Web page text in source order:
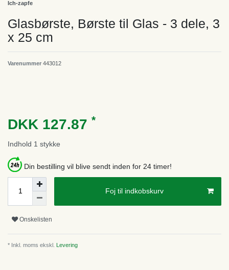
Ich-zapfe
Glasbørste, Børste til Glas - 3 dele, 3
x 25 cm
Varenummer 443012
DKK 127.87 *
Indhold 1 stykke
Din bestilling vil blive sendt inden for 24 timer!
Foj til indkobskurv
Onskelisten
* Inkl. moms ekskl. Levering